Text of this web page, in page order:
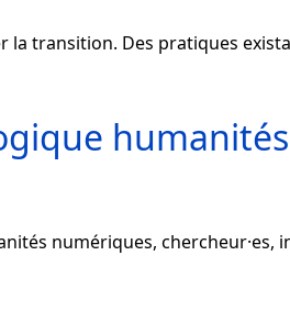
la transition. Des pratiques
numériques, chercheur·es,